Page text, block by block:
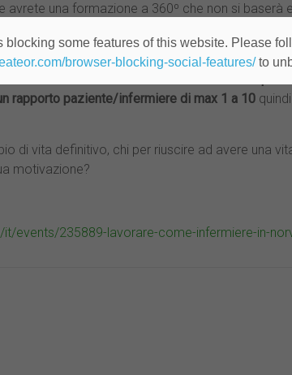
una formazione a 360º che non si baserà
la mentalità del suo popolo ecc…
permetterà di esaudire il vostro desiderio di
sul mare e l’aurora boreale! Avrete uno
rapporto paziente/infermiere di max 1 a 10
di vita definitivo, chi per riuscire ad avere una
motivazione?
events/235889-lavorare-come-infermiere-in-
blocking some features of this website. Please
browser-blocking-social-features/to